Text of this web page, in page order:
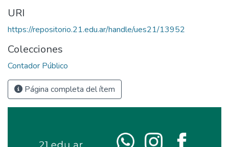
URI
https://repositorio.21.edu.ar/handle/ues21/13952
Colecciones
Contador Público
Página completa del ítem